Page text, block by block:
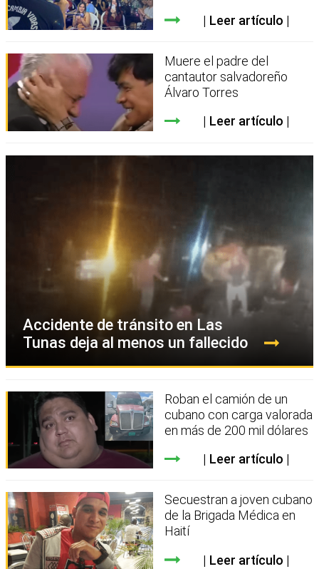
Leer artículo
Muere el padre del
cantautor salvadoreño
Álvaro Torres
Leer artículo
Accidente de tránsito en Las
Tunas deja al menos un fallecido
Roban el camión de un
cubano con carga valorada
en más de 200 mil dólares
Leer artículo
Secuestran a joven cubano
de la Brigada Médica en
Haití
Leer artículo